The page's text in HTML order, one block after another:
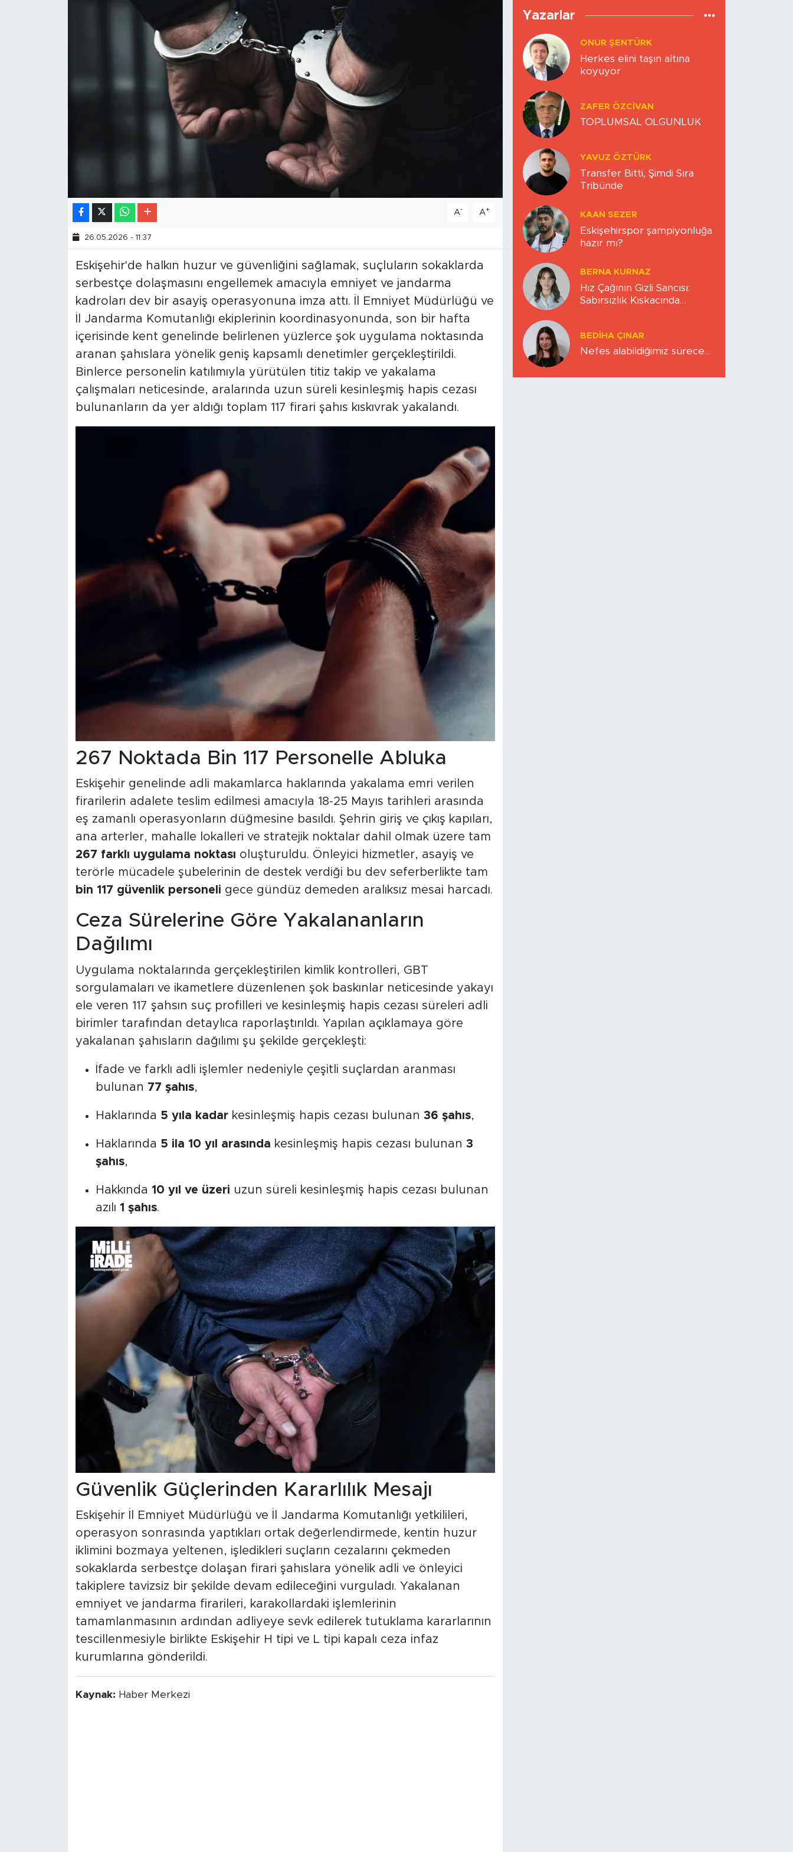
A- A+
26.05.2026 - 11:37
Eskişehir'de halkın huzur ve güvenliğini sağlamak, suçluların sokaklarda
serbestçe dolaşmasını engellemek amacıyla emniyet ve jandarma
kadroları dev bir asayiş operasyonuna imza attı. İl Emniyet Müdürlüğü ve
İl Jandarma Komutanlığı ekiplerinin koordinasyonunda, son bir hafta
içerisinde kent genelinde belirlenen yüzlerce şok uygulama noktasında
aranan şahıslara yönelik geniş kapsamlı denetimler gerçekleştirildi.
Binlerce personelin katılımıyla yürütülen titiz takip ve yakalama
çalışmaları neticesinde, aralarında uzun süreli kesinleşmiş hapis cezası
bulunanların da yer aldığı toplam 117 firari şahıs kıskıvrak yakalandı.
267 Noktada Bin 117 Personelle Abluka
Eskişehir genelinde adli makamlarca haklarında yakalama emri verilen
firarilerin adalete teslim edilmesi amacıyla 18-25 Mayıs tarihleri arasında
eş zamanlı operasyonların düğmesine basıldı. Şehrin giriş ve çıkış kapıları,
ana arterler, mahalle lokalleri ve stratejik noktalar dahil olmak üzere tam
267 farklı uygulama noktası oluşturuldu. Önleyici hizmetler, asayiş ve
terörle mücadele şubelerinin de destek verdiği bu dev seferberlikte tam
bin 117 güvenlik personeli gece gündüz demeden aralıksız mesai harcadı.
Ceza Sürelerine Göre Yakalananların
Dağılımı
Uygulama noktalarında gerçekleştirilen kimlik kontrolleri, GBT
sorgulamaları ve ikametlere düzenlenen şok baskınlar neticesinde yakayı
ele veren 117 şahsın suç profilleri ve kesinleşmiş hapis cezası süreleri adli
birimler tarafından detaylıca raporlaştırıldı. Yapılan açıklamaya göre
yakalanan şahısların dağılımı şu şekilde gerçekleşti:
İfade ve farklı adli işlemler nedeniyle çeşitli suçlardan aranması
bulunan 77 şahıs,
Haklarında 5 yıla kadarkesinleşmiş hapis cezası bulunan 36 şahıs,
Haklarında 5 ila 10 yıl arasında kesinleşmiş hapis cezası bulunan 3
şahıs,
Hakkında 10 yıl ve üzeri uzun süreli kesinleşmiş hapis cezası bulunan
azılı 1 şahıs.
Güvenlik Güçlerinden Kararlılık Mesajı
Eskişehir İl Emniyet Müdürlüğü ve İl Jandarma Komutanlığı yetkilileri,
operasyon sonrasında yaptıkları ortak değerlendirmede, kentin huzur
iklimini bozmaya yeltenen, işledikleri suçların cezalarını çekmeden
sokaklarda serbestçe dolaşan firari şahıslara yönelik adli ve önleyici
takiplere tavizsiz bir şekilde devam edileceğini vurguladı. Yakalanan
emniyet ve jandarma firarileri, karakollardaki işlemlerinin
tamamlanmasının ardından adliyeye sevk edilerek tutuklama kararlarının
tescillenmesiyle birlikte Eskişehir H tipi ve L tipi kapalı ceza infaz
kurumlarına gönderildi.
Kaynak: Haber Merkezi
Yazarlar
ONUR ŞENTÜRK
Herkes elini taşın altına
koyuyor
ZAFER ÖZCIVAN
TOPLUMSAL OLGUNLUK
YAVUZ ÖZTÜRK
Transfer Bitti, Şimdi Sıra
Tribünde
KAAN SEZER
Eskişehirspor şampiyonluğa
hazır mı?
BERNA KURNAZ
Hız Çağının Gizli Sancısı:
Sabırsızlık Kıskacında
BEDIHA ÇINAR
Nefes alabildiğimiz sürece…